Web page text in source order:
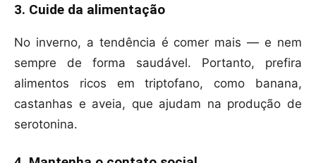
3. Cuide da alimentação
No inverno, a tendência é comer mais — e nem
sempre de forma saudável. Portanto, prefira
alimentos ricos em triptofano, como banana,
castanhas e aveia, que ajudam na produção de
serotonina.